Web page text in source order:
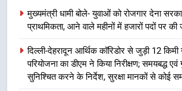
उत्तराखण्ड
बैरागीवाला
अभियुक्त को दून पुलिस
गिरफ्तार
उत्तराखण्ड
मुख्यमंत्री धामी बोले- युवाओं को रोजगार देना
प्राथमिकता, आने वाले महीनों में हजारों पदों पर की
दिल्ली-देहरादून आर्थिक कॉरिडोर से जुड़ी 12 किमी
परियोजना का डीएम ने किया निरीक्षण; समयबद्ध एवं
सुनिश्चित करने के निर्देश, सुरक्षा मानकों से कोई